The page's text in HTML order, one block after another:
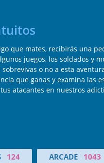
que mates, recibirás una
juegos, los soldados y
o no a esta
que ganas y examina las
atacantes en nuestros
124 ARCADE 1043